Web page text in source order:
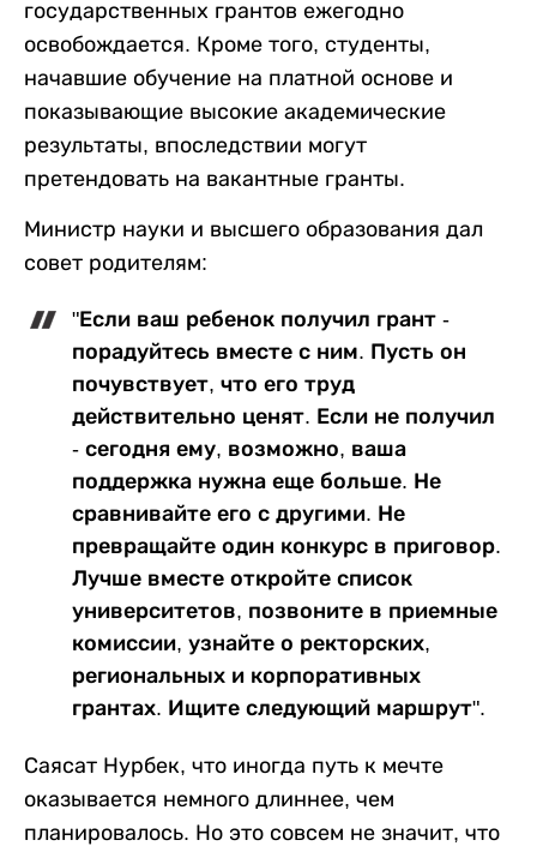
государственных грантов ежегодно
освобождается. Кроме того, студенты,
начавшие обучение на платной основе и
показывающие высокие академические
результаты, впоследствии могут
претендовать на вакантные гранты.
Министр науки и высшего образования дал
совет родителям:
"Если ваш ребенок получил грант -
порадуйтесь вместе с ним. Пусть он
почувствует, что его труд
действительно ценят. Если не получил
- сегодня ему, возможно, ваша
поддержка нужна еще больше. Не
сравнивайте его с другими. Не
превращайте один конкурс в приговор.
Лучше вместе откройте список
университетов, позвоните в приемные
комиссии, узнайте о ректорских,
региональных и корпоративных
грантах. Ищите следующий маршрут".
Саясат Нурбек, что иногда путь к мечте
оказывается немного длиннее, чем
планировалось. Но это совсем не значит, что